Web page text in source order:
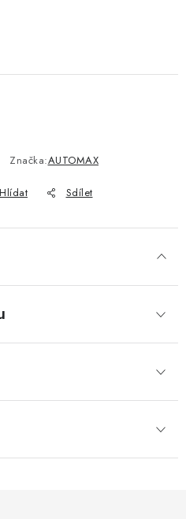
Značka:AUTOMAX
Hlídat Sdílet